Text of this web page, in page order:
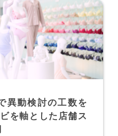
異動検討の工数を
を軸とした店舗ス